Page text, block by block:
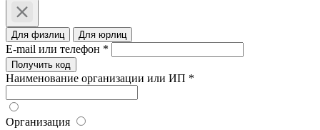
Для физлиц Для юрлиц
E-mail или телефон *
Получить код
Наименование организации или ИП *
Организация